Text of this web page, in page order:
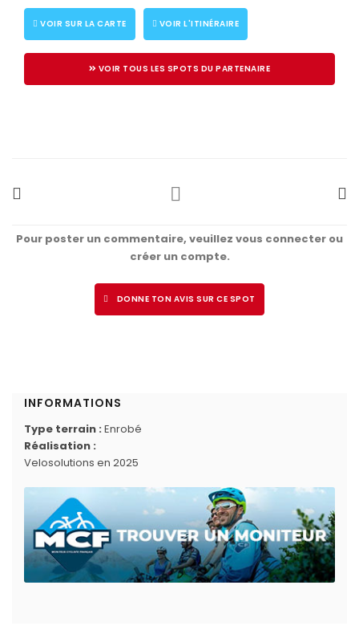
VOIR SUR LA CARTE VOIR L'ITINÉRAIRE
VOIR TOUS LES SPOTS DU PARTENAIRE
Pour poster un commentaire, veuillez vous connecter ou
créer un compte.
DONNE TON AVIS SUR CE SPOT
INFORMATIONS
Type terrain : Enrobé
Réalisation :
Velosolutions en 2025